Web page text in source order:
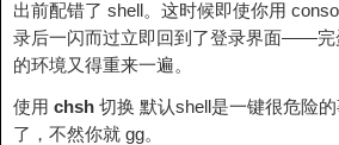
出前配错了 shell。这时候即使你用
录后一闪而过立即回到了登录界面——完
的环境又得重来一遍。
使用 chsh 切换 默认shell是一键很危险
了，不然你就 gg。